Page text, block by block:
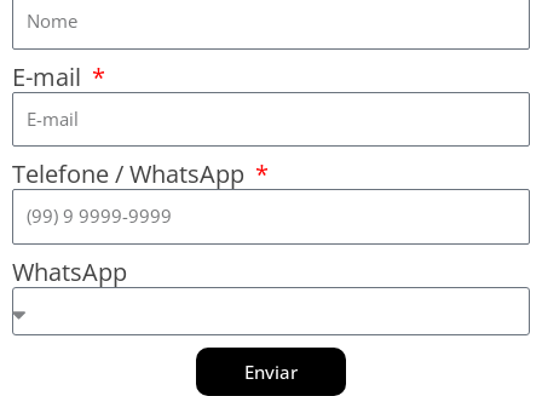
E-mail
Telefone / WhatsApp
WhatsApp
Enviar